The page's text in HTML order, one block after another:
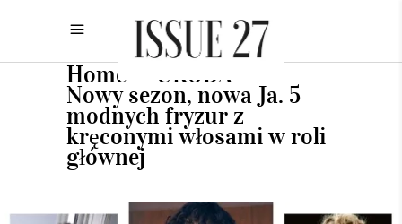
Home URODA
Nowy sezon, nowa Ja. 5
modnych fryzur z
kręconymi włosami w roli
głównej